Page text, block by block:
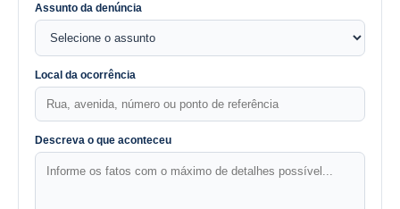
Assunto da denúncia
Local da ocorrência
Descreva o que aconteceu